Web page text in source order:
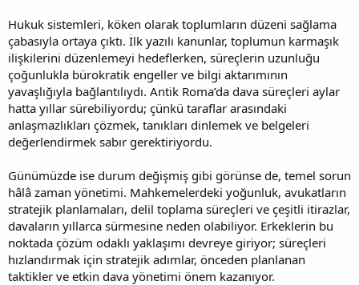
Hukuk sistemleri, köken olarak toplumların düzeni sağlama
çabasıyla ortaya çıktı. İlk yazılı kanunlar, toplumun karmaşık
ilişkilerini düzenlemeyi hedeflerken, süreçlerin uzunluğu
çoğunlukla bürokratik engeller ve bilgi aktarımının
yavaşlığıyla bağlantılıydı. Antik Roma’da dava süreçleri aylar
hatta yıllar sürebiliyordu; çünkü taraflar arasındaki
anlaşmazlıkları çözmek, tanıkları dinlemek ve belgeleri
değerlendirmek sabır gerektiriyordu.
Günümüzde ise durum değişmiş gibi görünse de, temel sorun
hâlâ zaman yönetimi. Mahkemelerdeki yoğunluk, avukatların
stratejik planlamaları, delil toplama süreçleri ve çeşitli itirazlar,
davaların yıllarca sürmesine neden olabiliyor. Erkeklerin bu
noktada çözüm odaklı yaklaşımı devreye giriyor; süreçleri
hızlandırmak için stratejik adımlar, önceden planlanan
taktikler ve etkin dava yönetimi önem kazanıyor.